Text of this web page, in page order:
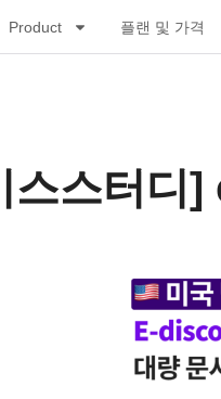
Product 플랜 및 가격
스스터디]